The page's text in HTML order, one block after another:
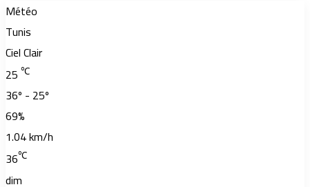
Météo
Tunis
Ciel Clair
25 ℃
36º - 25º
69%
1.04 km/h
36℃
dim